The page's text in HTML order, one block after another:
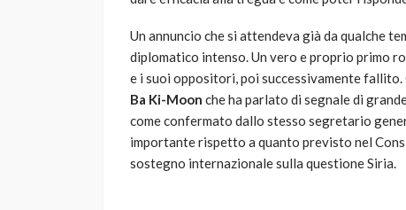
Un annuncio che si attendeva già da qualche
diplomatico intenso. Un vero e proprio primo
e i suoi oppositori, poi successivamente fallito.
Ba Ki-Moon che ha parlato di segnale di
come confermato dallo stesso segretario
importante rispetto a quanto previsto nel
sostegno internazionale sulla questione Siria.